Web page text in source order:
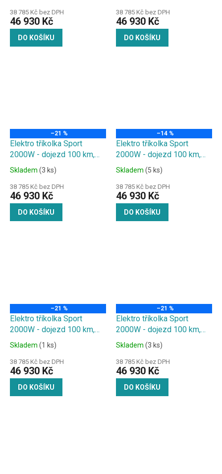
38 785 Kč bez DPH
46 930 Kč
DO KOŠÍKU
38 785 Kč bez DPH
46 930 Kč
DO KOŠÍKU
–21 %
Elektro tříkolka Sport
2000W - dojezd 100 km,
2x20Ah baterie, červená
Skladem (3 ks)
38 785 Kč bez DPH
46 930 Kč
DO KOŠÍKU
–14 %
Elektro tříkolka Sport
2000W - dojezd 100 km,
2x20Ah baterie, grafity
Skladem (5 ks)
38 785 Kč bez DPH
46 930 Kč
DO KOŠÍKU
–21 %
Elektro tříkolka Sport
2000W - dojezd 100 km,
2x20Ah baterie, maskáč
Skladem (1 ks)
38 785 Kč bez DPH
46 930 Kč
DO KOŠÍKU
–21 %
Elektro tříkolka Sport
2000W - dojezd 100 km,
2x20Ah baterie, modra
Skladem (3 ks)
38 785 Kč bez DPH
46 930 Kč
DO KOŠÍKU